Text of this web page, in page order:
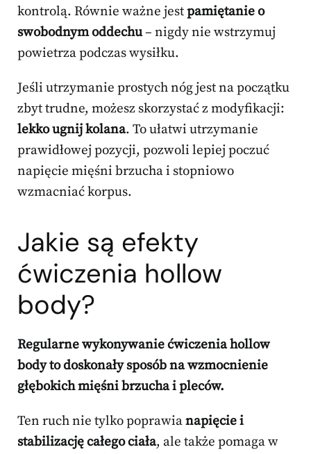
kontrolą. Równie ważne jestpamiętanie o
swobodnym oddechu– nigdy nie wstrzymuj
powietrza podczas wysiłku.
Jeśli utrzymanie prostych nóg jest na początku
zbyt trudne, możesz skorzystać z modyfikacji:
lekko ugnij kolana. To ułatwi utrzymanie
prawidłowej pozycji, pozwoli lepiej poczuć
napięcie mięśni brzucha i stopniowo
wzmacniać korpus.
Jakie są efekty
ćwiczenia hollow
body?
Regularne wykonywanie ćwiczenia hollow
body to doskonały sposób na wzmocnienie
głębokich mięśni brzucha i pleców.
Ten ruch nie tylko poprawianapięcie i
stabilizację całego ciała, ale także pomaga w